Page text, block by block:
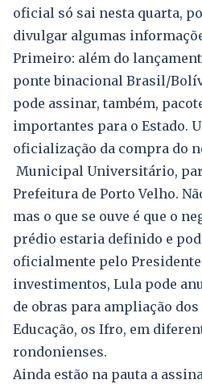
oficial só sai nesta quarta,
divulgar algumas
Primeiro: além do
ponte binacional Brasil/
pode assinar, também,
importantes para o Estado.
oficialização da compra do
Municipal Universitário,
Prefeitura de Porto Velho.
mas o que se ouve é que o
prédio estaria definido e
oficialmente pelo
investimentos, Lula pode
de obras para ampliação
Educação, os Ifro, em
rondonienses.
Ainda estão na pauta a